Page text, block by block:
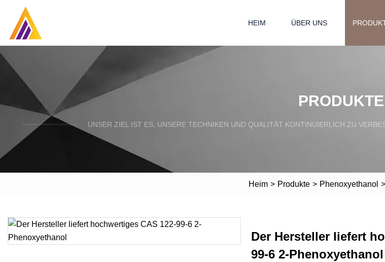
HEIM ÜBER UNS
PRODUKTE
UNSER ZIEL IST ES, UNSERE TECHNIKEN UND QUALITÄT KONTINUIERLICH ZU
Heim > Produkte > Phenoxyethanol >
Der Hersteller liefert
99-6 2-Phenoxyethanol